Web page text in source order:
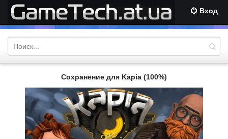
Вход
Сохранение для Kapia (100%)